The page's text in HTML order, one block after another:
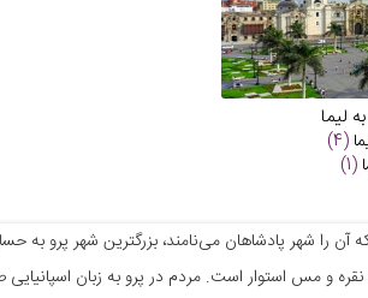
لیما
(4)
(1)
آن را شهر پادشاهان می‌نامند، بزرگترین شهر پرو به
نقره و مس استوار است. مردم در پرو به زبان